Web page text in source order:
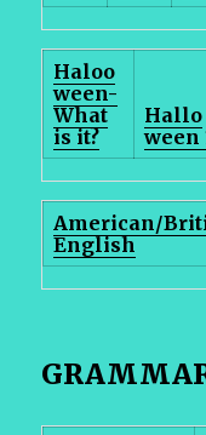
Haloo
ween-
What
is it?
Hallo
ween
American/
English